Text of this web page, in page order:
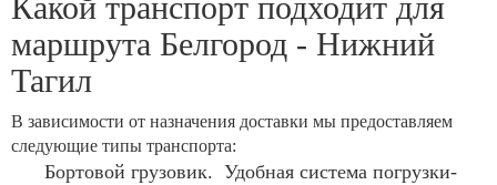
Какой транспорт подходит для
маршрута Белгород - Нижний
Тагил
В зависимости от назначения доставки мы предоставляем
следующие типы транспорта:
Бортовой грузовик. Удобная система погрузки-